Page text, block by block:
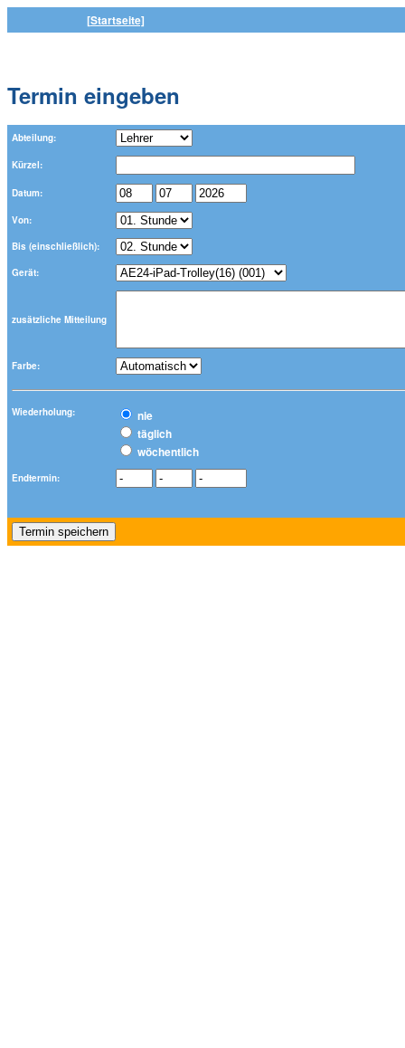
[Startseite]
Termin eingeben
Abteilung:
Kürzel:
Datum:
Von:
Bis (einschließlich):
Gerät:
zusätzliche Mitteilung
Farbe:
Wiederholung:
nie
täglich
wöchentlich
Endtermin: